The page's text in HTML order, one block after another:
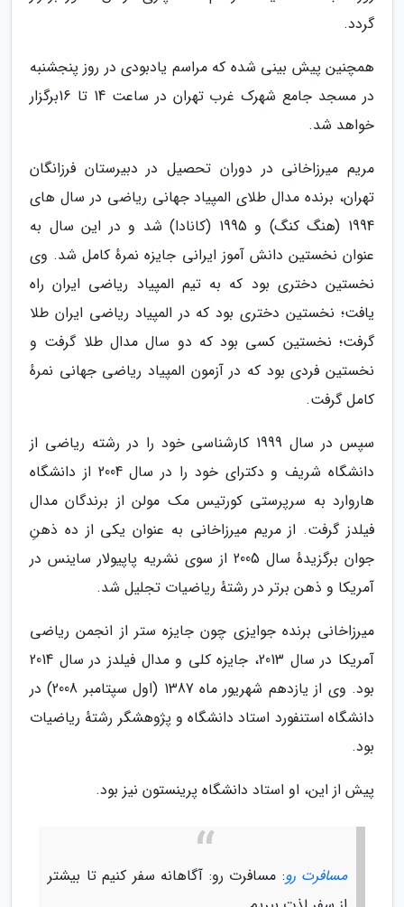
گردد.
همچنین پیش بینی شده که مراسم یادبودی در روز پنجشنبه
در مسجد جامع شهرک غرب تهران در ساعت 14 تا 16برگزار
خواهد شد.
مریم میرزاخانی در دوران تحصیل در دبیرستان فرزانگان
تهران، برنده مدال طلای المپیاد جهانی ریاضی در سال های
1994 (هنگ کنگ) و 1995 (کانادا) شد و در این سال به
عنوان نخستین دانش آموز ایرانی جایزه نمرهٔ کامل شد. وی
نخستین دختری بود که به تیم المپیاد ریاضی ایران راه
یافت؛ نخستین دختری بود که در المپیاد ریاضی ایران طلا
گرفت؛ نخستین کسی بود که دو سال مدال طلا گرفت و
نخستین فردی بود که در آزمون المپیاد ریاضی جهانی نمرهٔ
کامل گرفت.
سپس در سال 1999 کارشناسی خود را در رشته ریاضی از
دانشگاه شریف و دکترای خود را در سال 2004 از دانشگاه
هاروارد به سرپرستی کورتیس مک مولن از برندگان مدال
فیلدز گرفت. از مریم میرزاخانی به عنوان یکی از ده ذهنِ
جوان برگزیدهٔ سال 2005 از سوی نشریه پاپیولار ساینس در
آمریکا و ذهن برتر در رشتهٔ ریاضیات تجلیل شد.
میرزاخانی برنده جوایزی چون جایزه ستر از انجمن ریاضی
آمریکا در سال 2013، جایزه کلی و مدال فیلدز در سال 2014
بود. وی از یازدهم شهریور ماه 1387 (اول سپتامبر 2008) در
دانشگاه استنفورد استاد دانشگاه و پژوهشگر رشتهٔ ریاضیات
بود.
پیش از این، او استاد دانشگاه پرینستون نیز بود.
مسافرت رو: مسافرت رو: آگاهانه سفر کنیم تا بیشتر